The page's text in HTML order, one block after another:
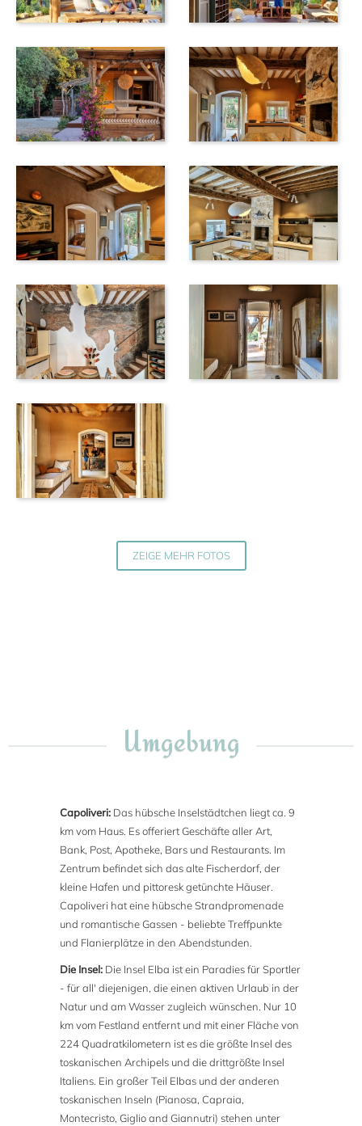
ZEIGE MEHR FOTOS
Umgebung
Capoliveri: Das hübsche Inselstädtchen liegt ca. 9
km vom Haus. Es offeriert Geschäfte aller Art,
Bank, Post, Apotheke, Bars und Restaurants. Im
Zentrum befindet sich das alte Fischerdorf, der
kleine Hafen und pittoresk getünchte Häuser.
Capoliveri hat eine hübsche Strandpromenade
und romantische Gassen - beliebte Treffpunkte
und Flanierplätze in den Abendstunden.
Die Insel: Die Insel Elba ist ein Paradies für Sportler
- für all' diejenigen, die einen aktiven Urlaub in der
Natur und am Wasser zugleich wünschen. Nur 10
km vom Festland entfernt und mit einer Fläche von
224 Quadratkilometern ist es die größte Insel des
toskanischen Archipels und die drittgrößte Insel
Italiens. Ein großer Teil Elbas und der anderen
toskanischen Inseln (Pianosa, Capraia,
Montecristo, Giglio and Giannutri) stehen unter